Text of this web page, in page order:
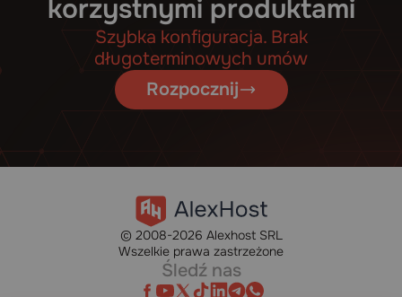
korzystnymi produktami
Szybka konfiguracja. Brak
długoterminowych umów
Rozpocznij
© 2008-2026 Alexhost SRL
Wszelkie prawa zastrzeżone
Śledź nas